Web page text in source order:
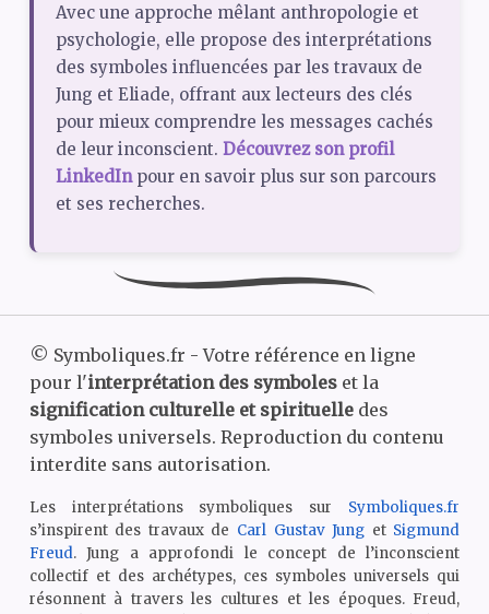
Avec une approche mêlant anthropologie et
psychologie, elle propose des interprétations
des symboles influencées par les travaux de
Jung et Eliade, offrant aux lecteurs des clés
pour mieux comprendre les messages cachés
de leur inconscient. Découvrez son profil
LinkedInpour en savoir plus sur son parcours
et ses recherches.
© Symboliques.fr - Votre référence en ligne
pour l'interprétation des symboleset la
signification culturelle et spirituelledes
symboles universels. Reproduction du contenu
interdite sans autorisation.
Les interprétations symboliques sur Symboliques.fr
s’inspirent des travaux de Carl Gustav Jung et Sigmund
Freud. Jung a approfondi le concept de l’inconscient
collectif et des archétypes, ces symboles universels qui
résonnent à travers les cultures et les époques. Freud,